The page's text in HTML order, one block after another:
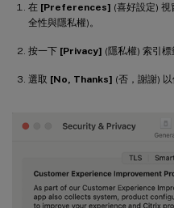
在 [Preferences] (喜好設定) 視
全性與隱私權)。
按一下 [Privacy] (隱私權) 索引標
選取 [No, Thanks] (否，謝謝) 以